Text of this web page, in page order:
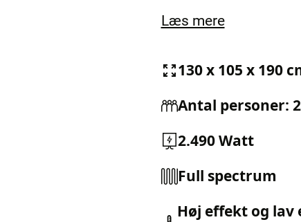
Læs mere
130 x 105 x 190
Antal personer: 2
2.490 Watt
Full spectrum
Høj effekt og